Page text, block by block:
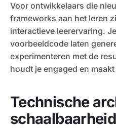
Voor ontwikkelaars die
frameworks aan het leren
interactieve leerervaring.
voorbeeldcode laten
experimenteren met de
houdt je engaged en
Technische
schaalbaarheid